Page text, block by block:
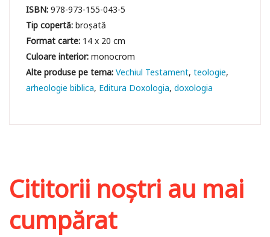
ISBN:978-973-155-043-5
Tip copertă:broșată
Format carte: 14 x 20 cm
Culoare interior:monocrom
Vechiul Testament teologie
arheologie biblica Editura Doxologia doxologia
Cititorii noștri au mai
cumpărat